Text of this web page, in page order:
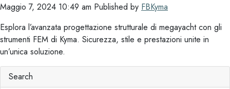
Maggio 7, 2024 10:49 am Published by FBKyma
Esplora l’avanzata progettazione strutturale di megayacht con gli
strumenti FEM di Kyma. Sicurezza, stile e prestazioni unite in
un’unica soluzione.
Search